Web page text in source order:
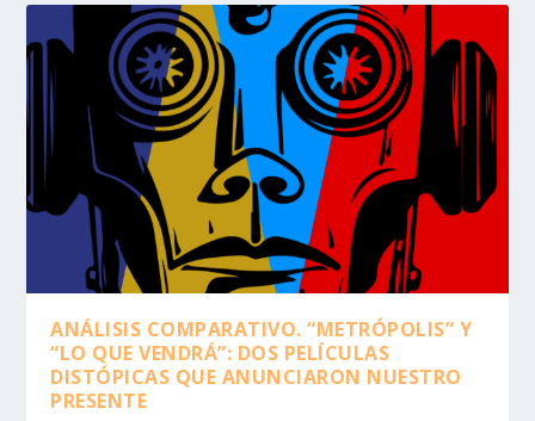
ANÁLISIS COMPARATIVO. “METRÓPOLIS” Y
“LO QUE VENDRÁ”: DOS PELÍCULAS
DISTÓPICAS QUE ANUNCIARON NUESTRO
PRESENTE